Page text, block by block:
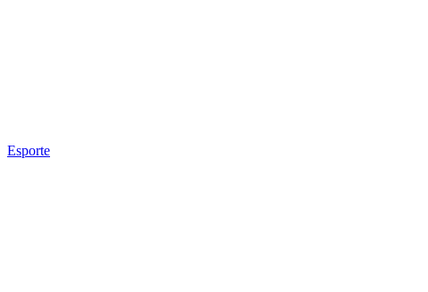
Esporte